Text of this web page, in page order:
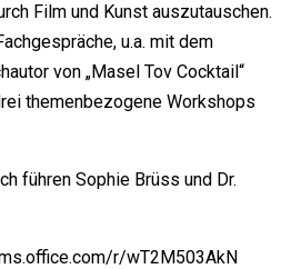
Film und Kunst auszutauschen.
u.a. mit dem
von „Masel Tov Cocktail“
themenbezogene Workshops
führen Sophie Brüss und Dr.
r/wT2M503AkN